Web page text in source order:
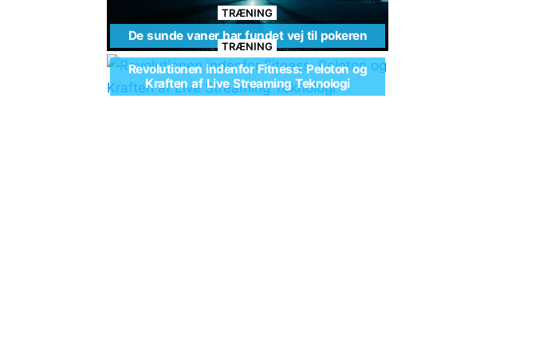
TRÆNING
De sunde vaner har fundet vej til pokeren
TRÆNING
Revolutionen indenfor Fitness: Peloton og
Kraften af Live Streaming Teknologi